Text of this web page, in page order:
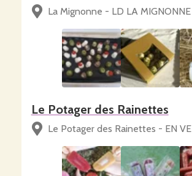
La Mignonne - LD LA
Le Potager des Rainettes
Le Potager des Rainettes - EN